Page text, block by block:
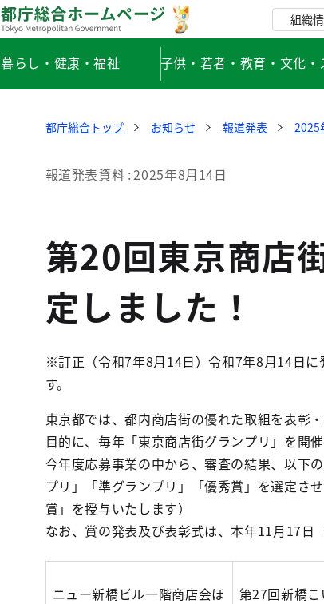
組織
暮らし・健康・福祉 子供・若者・教育・文化・
都庁総合トップ お知らせ 報道発表 2025
報道発表資料 2025年8月14日
第20回東京商店
定しました！
※訂正（令和7年8月14日）令和7年8月14日に
す。
東京都では、都内商店街の優れた取組を表彰
目的に、毎年「東京商店街グランプリ」を開催
今年度応募事業の中から、審査の結果、以下
プリ」「準グランプリ」「優秀賞」を選定さ
賞」を授与いたします）
なお、賞の発表及び表彰式は、本年11月17日
ニュー新橋ビル一階商店会ほ
第27回新橋